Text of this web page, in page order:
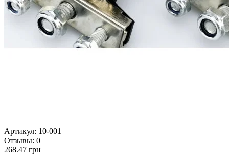
Артикул: 10-001
Отзывы: 0
268.47 грн